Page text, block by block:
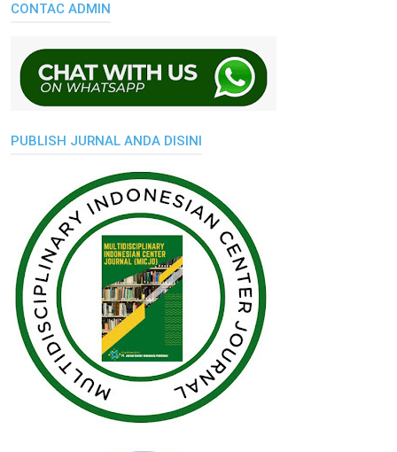
CONTAC ADMIN
PUBLISH JURNAL ANDA DISINI